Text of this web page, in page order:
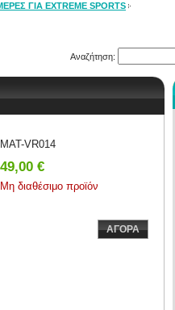
ΓΙΑ EXTREME SPORTS
Αναζήτηση:
MAT-VR014
49,00 €
Μη διαθέσιμο προϊόν
ΑΓΟΡΑ